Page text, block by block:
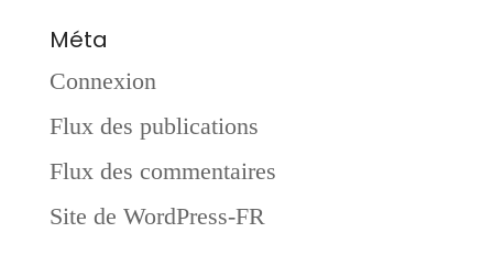
Méta
Connexion
Flux des publications
Flux des commentaires
Site de WordPress-FR